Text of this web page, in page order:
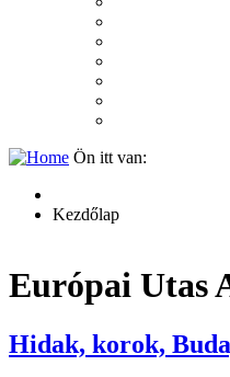
Ön itt van:
Kezdőlap
Európai Utas
Hidak, korok,